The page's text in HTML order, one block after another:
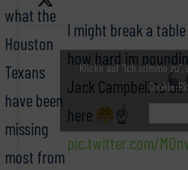
what the
Houston
Texans
have been
missing
most from
I might break a
how hard im
Jack Campbell to
here
☝
pic.twitter.com/
Klicke auf "Ich stimme
Cookie-